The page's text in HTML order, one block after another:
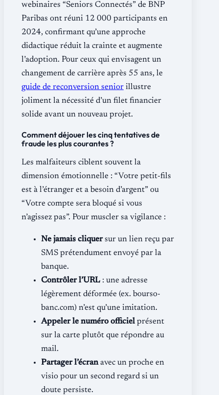
webinaires “Seniors Connectés” de BNP
Paribas ont réuni 12 000 participants en
2024, confirmant qu’une approche
didactique réduit la crainte et augmente
l’adoption. Pour ceux qui envisagent un
changement de carrière après 55 ans, le
guide de reconversion senior illustre
joliment la nécessité d’un filet financier
solide avant un nouveau projet.
Comment déjouer les cinq tentatives de
fraude les plus courantes ?
Les malfaiteurs ciblent souvent la
dimension émotionnelle : “Votre petit-fils
est à l’étranger et a besoin d’argent” ou
“Votre compte sera bloqué si vous
n’agissez pas”. Pour muscler sa vigilance :
Ne jamais cliquersur un lien reçu par
SMS prétendument envoyé par la
banque.
Contrôler l’URL : une adresse
légèrement déformée (ex. bourso-
banc.com) n’est qu’une imitation.
Appeler le numéro officielprésent
sur la carte plutôt que répondre au
mail.
Partager l’écranavec un proche en
visio pour un second regard si un
doute persiste.